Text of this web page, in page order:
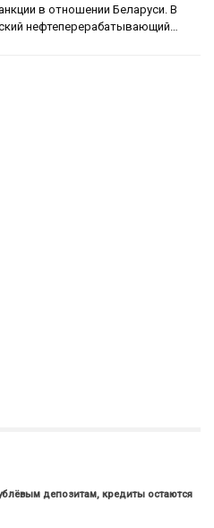
в отношении Беларуси. В
нефтеперерабатывающий…
депозитам, кредиты остаются